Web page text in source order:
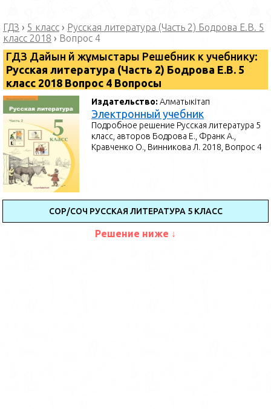
ГДЗ › 5 класс › Русская литература (Часть 2) Бодрова Е.В. 5
класс 2018 › Вопрос 4
ГДЗ Дайын үй жұмыстары Решебник к учебнику:
Русская литература (Часть 2) Бодрова Е.В. 5
класс 2018 Вопрос 4 Вопросы
Издательство:Алматыкітап
Электронный учебник
Подробное решение Русская литература 5
класс, авторов Бодрова Е., Франк А.,
Кравченко О., Винникова Л. 2018, Вопрос 4
СОР/СОЧ РУССКАЯ ЛИТЕРАТУРА 5 КЛАСС
Решение ниже ↓